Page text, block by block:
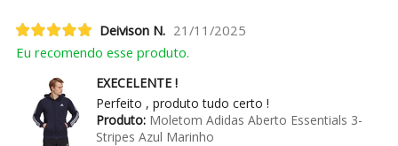
Deivison N. 21/11/2025
Eu recomendo esse produto.
EXECELENTE !
Perfeito , produto tudo certo !
Produto:Moletom Adidas Aberto Essentials 3-
Stripes Azul Marinho